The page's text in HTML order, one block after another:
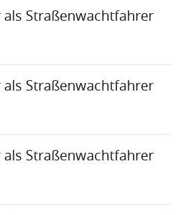
Straßenwachtfahrer
Straßenwachtfahrer
Straßenwachtfahrer